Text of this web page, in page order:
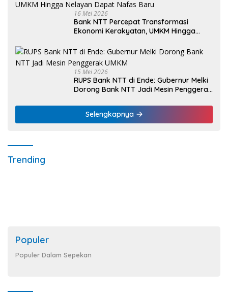
16 Mei 2026
Bank NTT Percepat Transformasi
Ekonomi Kerakyatan, UMKM Hingga
15 Mei 2026
RUPS Bank NTT di Ende: Gubernur Melki
Dorong Bank NTT Jadi Mesin Penggerak
Selengkapnya
Trending
Populer
Populer Dalam Sepekan